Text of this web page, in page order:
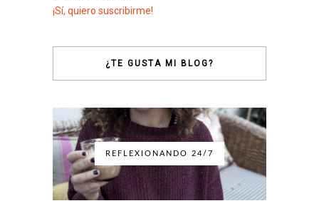
¡Sí, quiero suscribirme!
¿TE GUSTA MI BLOG?
REFLEXIONANDO 24/7